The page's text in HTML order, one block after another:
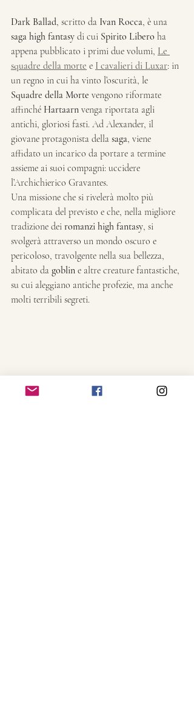
Dark Ballad, scritto da Ivan Rocca, è una
saga high fantasy di cui Spirito Libero ha
appena pubblicato i primi due volumi, Le
squadre della morte e I cavalieri di Luxar: in
un regno in cui ha vinto l’oscurità, le
Squadre della Morte vengono riformate
affinché Hartaarn venga riportata agli
antichi, gloriosi fasti. Ad Alexander, il
giovane protagonista della saga, viene
affidato un incarico da portare a termine
assieme ai suoi compagni: uccidere
l’Archichierico Gravantes.
Una missione che si rivelerà molto più
complicata del previsto e che, nella migliore
tradizione dei romanzi high fantasy, si
svolgerà attraverso un mondo oscuro e
pericoloso, travolgente nella sua bellezza,
abitato da goblin e altre creature fantastiche,
su cui aleggiano antiche profezie, ma anche
molti terribili segreti.